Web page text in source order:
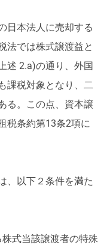
日本法人に売却する
法では株式譲渡益と
述 2.a)の通り、外国
課税対象となり、二
る。この点、資本譲
税条約第13条2項に
、以下２条件を満た
式当該譲渡者の特殊